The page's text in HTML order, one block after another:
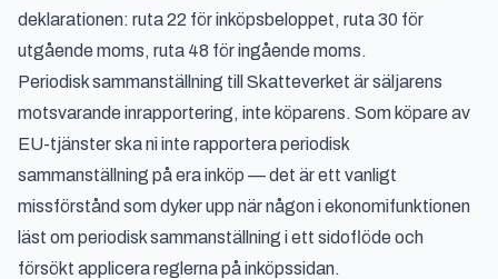
deklarationen: ruta 22 för inköpsbeloppet, ruta 30 för
utgående moms, ruta 48 för ingående moms.
Periodisk sammanställning till Skatteverket är säljarens
motsvarande inrapportering, inte köparens. Som köpare av
EU-tjänster ska ni inte rapportera periodisk
sammanställning på era inköp — det är ett vanligt
missförstånd som dyker upp när någon i ekonomifunktionen
läst om periodisk sammanställning i ett sidoflöde och
försökt applicera reglerna på inköpssidan.